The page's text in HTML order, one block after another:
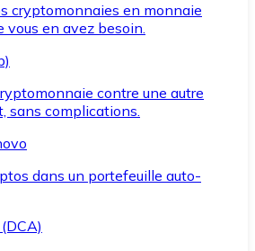
cryptomonnaies en monnaie
vous en avez besoin.
contre une autre
sans complications.
dans un portefeuille auto-